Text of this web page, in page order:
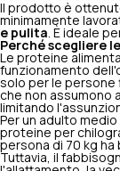
Il prodotto è
minimamente
e pulita . È ideale
Perché scegliere
Le proteine
funzionamento
solo per le persone
che non assumono
limitando
Per un adulto
proteine per
persona di 70 kg ha
Tuttavia, il